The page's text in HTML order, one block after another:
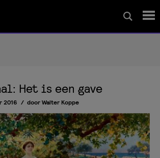
Wedstrijd
Magazine
Het is een gave
2016 doorWalter Koppe